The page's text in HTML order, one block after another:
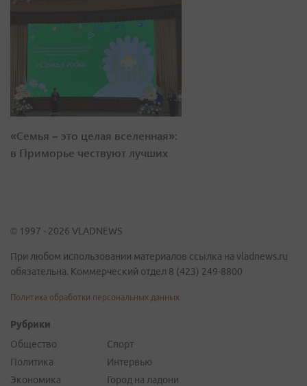
«Семья – это целая вселенная»:
в Приморье чествуют лучших
© 1997 - 2026 VLADNEWS
При любом использовании материалов ссылка на vladnews.ru
обязательна. Коммерческий отдел 8 (423) 249-8800
Политика обработки персональных данных
Рубрики
Общество
Политика
Экономика
Спорт
Интервью
Город на ладони